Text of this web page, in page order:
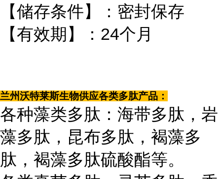
【储存条件】：密封保存
【有效期】：24个月
兰州沃特莱斯生物供应各类多肽产品：
各种藻类多肽：海带多肽，岩
藻多肽，昆布多肽，褐藻多
肽，褐藻多肽硫酸酯等。